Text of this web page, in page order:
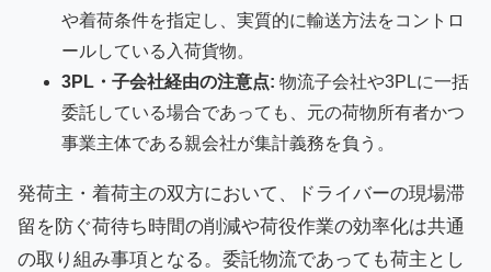
や着荷条件を指定し、実質的に輸送方法をコントロ
ールしている入荷貨物。
3PL・子会社経由の注意点: 物流子会社や3PLに一括
委託している場合であっても、元の荷物所有者かつ
事業主体である親会社が集計義務を負う。
発荷主・着荷主の双方において、ドライバーの現場滞
留を防ぐ荷待ち時間の削減や荷役作業の効率化は共通
の取り組み事項となる。委託物流であっても荷主とし